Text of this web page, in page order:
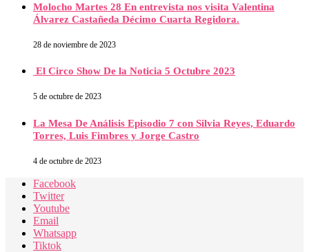
Molocho Martes 28 En entrevista nos visita Valentina
Álvarez Castañeda Décimo Cuarta Regidora.
28 de noviembre de 2023
El Circo Show De la Noticia 5 Octubre 2023
5 de octubre de 2023
La Mesa De Análisis Episodio 7 con Silvia Reyes, Eduardo
Torres, Luis Fimbres y Jorge Castro
4 de octubre de 2023
Facebook
Twitter
Youtube
Email
Whatsapp
Tiktok